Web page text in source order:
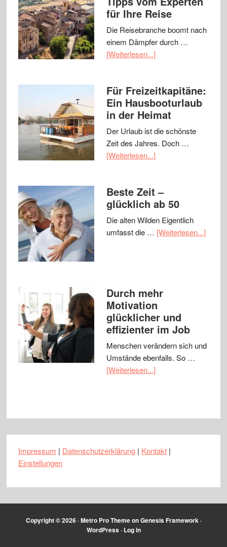
für Ihre Reise
Die Reisebranche boomt nach
einem Dämpfer durch …
[Weiterlesen...]
Für Freizeitkapitäne:
Ein Hausbooturlaub
in der Heimat
Der Urlaub ist die schönste
Zeit des Jahres. Doch …
[Weiterlesen...]
Beste Zeit –
glücklich ab 50
Die alten Wilden Eigentlich
umfasst die … [Weiterlesen...]
Durch mehr
Motivation
glücklicher und
effizienter im Job
Menschen verändern sich und
Umstände ebenfalls. So …
[Weiterlesen...]
Impressum | Datenschutzerklärung| Kontakt|
Einstellungen
Copyright © 2026 ·Metro Pro ThemeonGenesis Framework·
WordPress· Log in